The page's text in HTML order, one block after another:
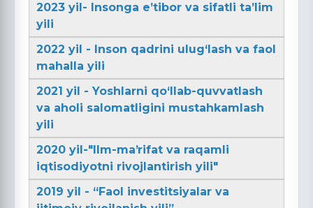
2023 yil- Insonga e’tibor va sifatli ta’lim
yili
2022 yil - Inson qadrini ulug‘lash va faol
mahalla yili
2021 yil - Yoshlarni qo‘llab-quvvatlash
va aholi salomatligini mustahkamlash
yili
2020 yil-"Ilm-maʼrifat va raqamli
iqtisodiyotni rivojlantirish yili"
2019 yil - “Faol investitsiyalar va